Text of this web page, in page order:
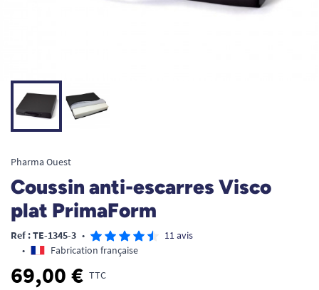
Pharma Ouest
Coussin anti-escarres Visco
plat PrimaForm
Ref : TE-1345-3 •
11 avis
•
Fabrication française
69,00 € TTC